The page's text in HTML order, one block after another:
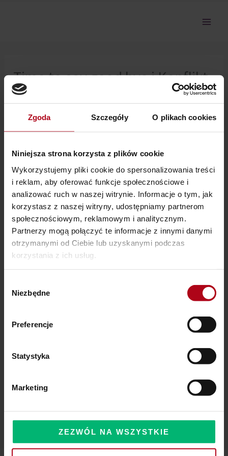
Zgoda Szczegóły O plikach cookies
Niniejsza strona korzysta z plików cookie
Wykorzystujemy pliki cookie do spersonalizowania treści
i reklam, aby oferować funkcje społecznościowe i
analizować ruch w naszej witrynie. Informacje o tym, jak
korzystasz z naszej witryny, udostępniamy partnerom
społecznościowym, reklamowym i analitycznym.
Partnerzy mogą połączyć te informacje z innymi danymi
otrzymanymi od Ciebie lub uzyskanymi podczas
korzystania z ich usług.
zgody
Niezbędne
Preferencje
Statystyka
Marketing
ZEZWÓL NA WSZYSTKIE
Ostatnie wpisy
Czy Masz W Portfelu Pożeracza Pieniędzy?
Powinieneś o tym wiedzieć – zbliża się wielka zmiana!
Time to say good bye i Konflikt
Boksera
Nie można pokazać tej sekcji, ponieważ nie jesteś